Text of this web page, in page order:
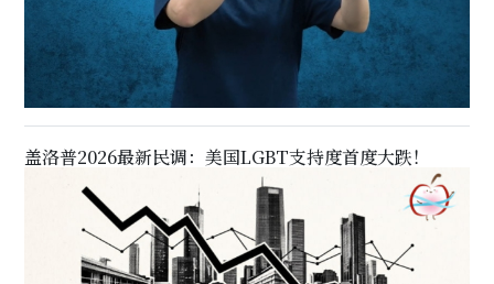
盖洛普2026最新民调：美国LGBT支持度首度大跌！